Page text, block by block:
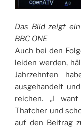
Das Bild zeigt
BBC ONE
Auch bei den
leiden werden,
Jahrzehnten
ausgehandelt
reichen. „I
Thatcher und
auf den Beitrag